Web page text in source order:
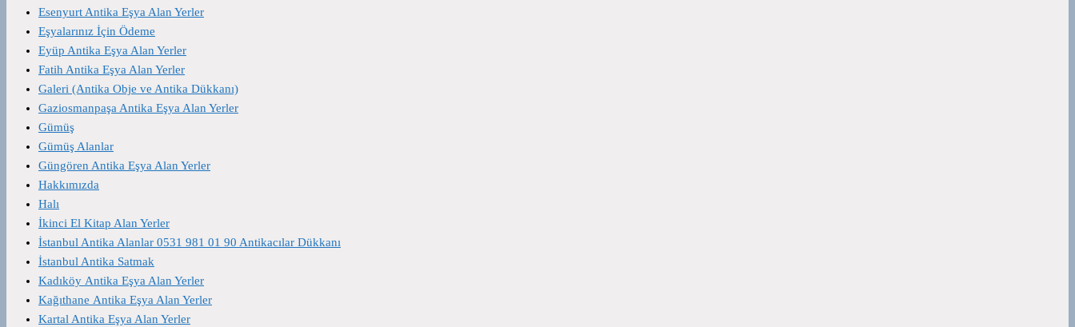
Esenyurt Antika Eşya Alan Yerler
Eşyalarınız İçin Ödeme
Eyüp Antika Eşya Alan Yerler
Fatih Antika Eşya Alan Yerler
Galeri (Antika Obje ve Antika Dükkanı)
Gaziosmanpaşa Antika Eşya Alan Yerler
Gümüş
Gümüş Alanlar
Güngören Antika Eşya Alan Yerler
Hakkımızda
Halı
İkinci El Kitap Alan Yerler
İstanbul Antika Alanlar 0531 981 01 90 Antikacılar Dükkanı
İstanbul Antika Satmak
Kadıköy Antika Eşya Alan Yerler
Kağıthane Antika Eşya Alan Yerler
Kartal Antika Eşya Alan Yerler